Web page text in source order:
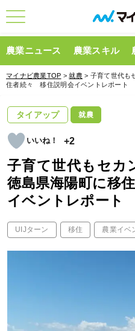
農業ニュース 農業スキル
マイナビ農業TOP >就農 > 子育て世代も
住者続々 移住説明会イベントレポート
タイアップ 就農
+2
子育て世代もセカ
徳島県海陽町に移
イベントレポート
UIJターン 移住 農業イベ